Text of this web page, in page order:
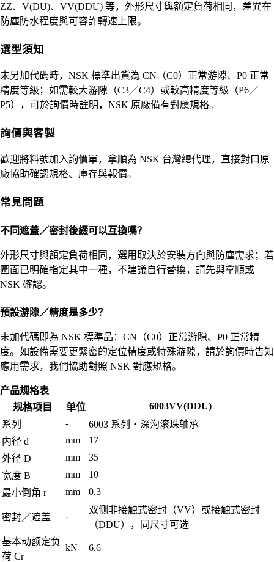
ZZ、V(DU)、VV(DDU) 等，外形尺寸與額定負荷相同，差異在
防塵防水程度與可容許轉速上限。
選型須知
未另加代碼時，NSK 標準出貨為 CN（C0）正常游隙、P0 正常
精度等級；如需較大游隙（C3／C4）或較高精度等級（P6／
P5），可於詢價時註明，NSK 原廠備有對應規格。
詢價與客製
歡迎將料號加入詢價單，拿順為 NSK 台灣總代理，直接對口原
廠協助確認規格、庫存與報價。
常見問題
不同遮蓋／密封後綴可以互換嗎？
外形尺寸與額定負荷相同，選用取決於安裝方向與防塵需求；若
圖面已明確指定其中一種，不建議自行替換，請先與拿順或
NSK 確認。
預設游隙／精度是多少？
未加代碼即為 NSK 標準品：CN（C0）正常游隙、P0 正常精
度。如設備需要更緊密的定位精度或特殊游隙，請於詢價時告知
應用需求，我們協助對照 NSK 對應規格。
产品规格表
规格项目
单位
6003VV(DDU)
系列
-
6003 系列・深沟滚珠轴承
内径 d
mm
17
外径 D
mm
35
宽度 B
mm
10
最小倒角 r
mm 0.3
密封／遮盖 -
双侧非接触式密封（VV）或接触式密封
（DDU），同尺寸可选
基本动额定负
荷 Cr
kN 6.6